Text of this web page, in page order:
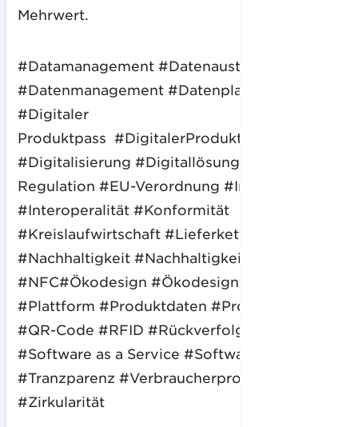
Mehrwert.
#Datamanagement #Datenaustausch
#Datenmanagement #Datenplattform
#Digitaler
Produktpass #DigitalerProduktpass
#Digitalisierung #Digitallösung #DPP #EU-
Regulation #EU-Verordnung #Innovation
#Interoperalität #Konformität
#Kreislaufwirtschaft #Lieferkette
#Nachhaltigkeit #Nachhaltigkeitspass
#NFC#Ökodesign #Ökodesignverordnung
#Plattform #Produktdaten #Produktpass
#QR-Code #RFID #Rückverfolgbarkeit #Saas
#Software as a Service #Softwarelösung
#Tranzparenz #Verbraucherprodukte
#Zirkularität